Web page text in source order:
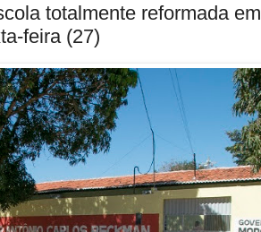
totalmente reformada em
feira (27)